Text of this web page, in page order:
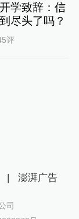
学致辞：信
尽头了吗？
评
| 澎湃广告
司